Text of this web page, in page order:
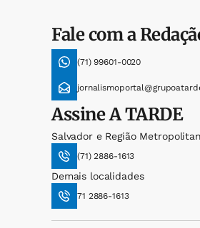
Fale com a
(71) 99601-0020
AssineA TARDE
Salvador e Região
(71) 2886-1613
Demais localidades
71 2886-1613